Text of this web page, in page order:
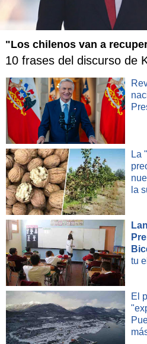
"Los chilenos van a
10 frases del discurso de
La
la
tu
El